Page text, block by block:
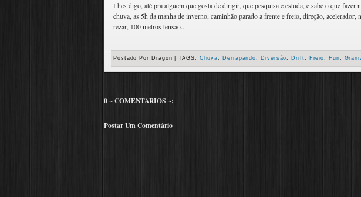
Lhes digo, até pra alguem que gosta de dirigir, que pesquisa e estuda, e sabe o que fazer
chuva, as 5h da manha de inverno, caminhão parado a frente e freio, direção,
rezar, 100 metros tensão...
Postado Por Dragon |TAGS: Chuva, Derrapando, Diversão, Drift, Freio, Fun,
0 ~ COMENTARIOS ~:
Postar Um Comentário